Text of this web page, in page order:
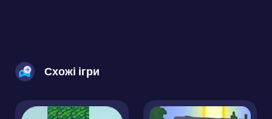
Схожі ігри